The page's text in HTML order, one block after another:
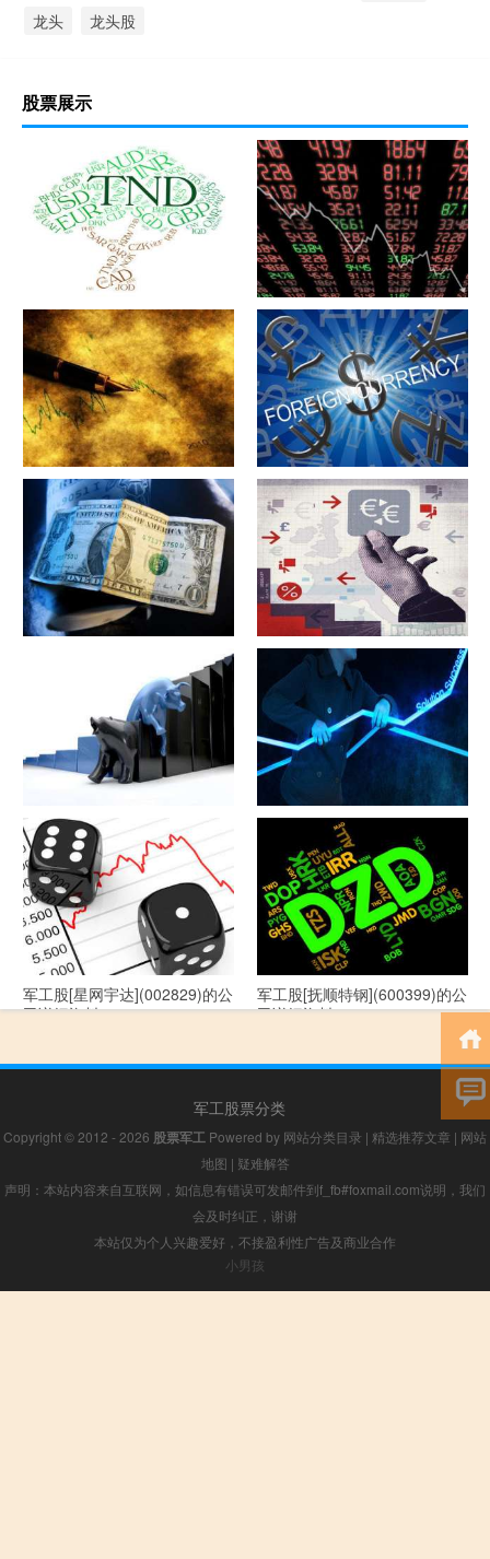
龙头 龙头股
股票展示
军工股[中简科技](300777)的公
司详细资料
军工股[上海瀚讯](300762)的公
司详细资料
军工股[昊华科技](600378)的公
司详细资料
江苏省[广大特材](688186)的公
司详细资料
军工股[隆盛科技](300680)的公
军工股[钢研高纳](300034)的公
司详细资料
军工股[--](002335)的公司详细
资料
军工股[华自科技](300490)的公
司详细资料
军工股[星网宇达](002829)的公
司详细资料
军工股[抚顺特钢](600399)的公
司详细资料
军工股票分类
Copyright © 2012 - 2026 股票军工 Powered by 网站分类目录 | 精选推荐文章 | 网站
地图 | 疑难解答
声明：本站内容来自互联网，如信息有错误可发邮件到f_fb#foxmail.com说明，我们
会及时纠正，谢谢
本站仅为个人兴趣爱好，不接盈利性广告及商业合作
小男孩